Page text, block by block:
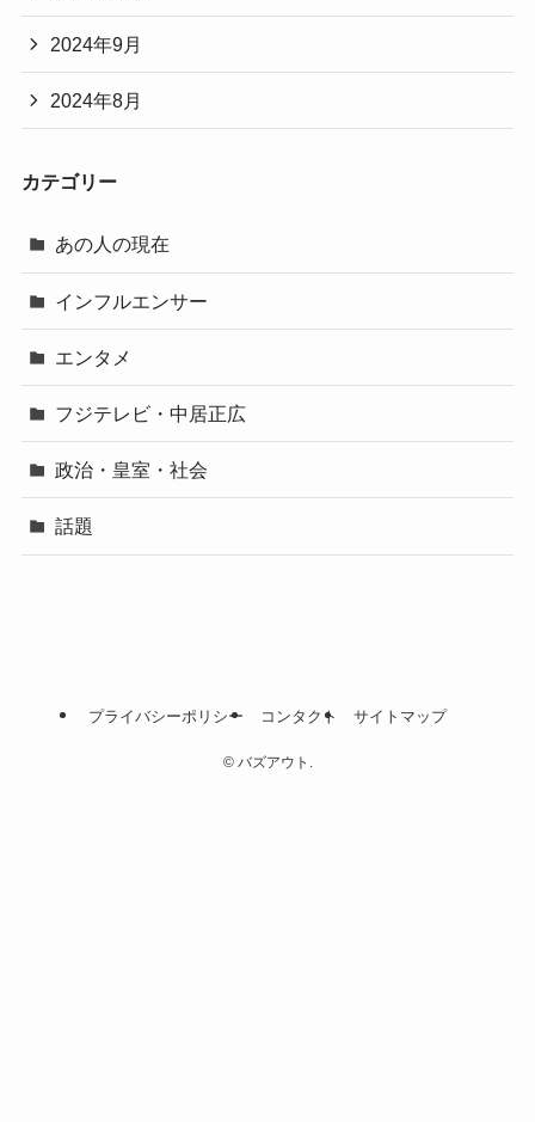
2024年9月
2024年8月
カテゴリー
あの人の現在
インフルエンサー
エンタメ
フジテレビ・中居正広
政治・皇室・社会
話題
プライバシーポリシー コンタクト サイトマップ
©バズアウト.